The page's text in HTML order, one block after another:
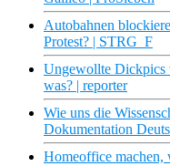
Autobahnen
Protest? | STRG_F
Ungewollte Dickpics
was? | reporter
Wie uns die
Dokumentation
Homeoffice machen,